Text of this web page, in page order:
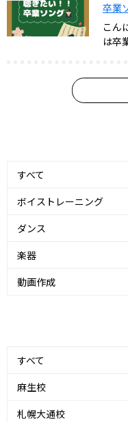
卒業
こん
は卒
すべて
ボイストレーニング
ダンス
楽器
動画作成
すべて
麻生校
札幌大通校